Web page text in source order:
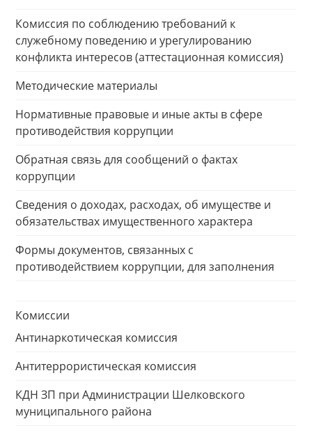
Комиссия по соблюдению требований к
служебному поведению и урегулированию
конфликта интересов (аттестационная комиссия)
Методические материалы
Нормативные правовые и иные акты в сфере
противодействия коррупции
Обратная связь для сообщений о фактах
коррупции
Сведения о доходах, расходах, об имуществе и
обязательствах имущественного характера
Формы документов, связанных с
противодействием коррупции, для заполнения
Комиссии
Антинаркотическая комиссия
Антитеррористическая комиссия
КДН ЗП при Администрации Шелковского
муниципального района